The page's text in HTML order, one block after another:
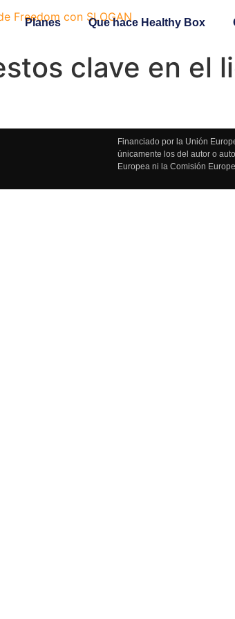
Planes Que hace Healthy Box
clave en el
Financiado por la Unión
únicamente los del autor o
Europea ni la Comisión